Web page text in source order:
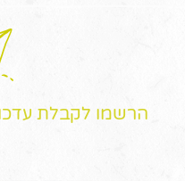
הרשמו לקבלת